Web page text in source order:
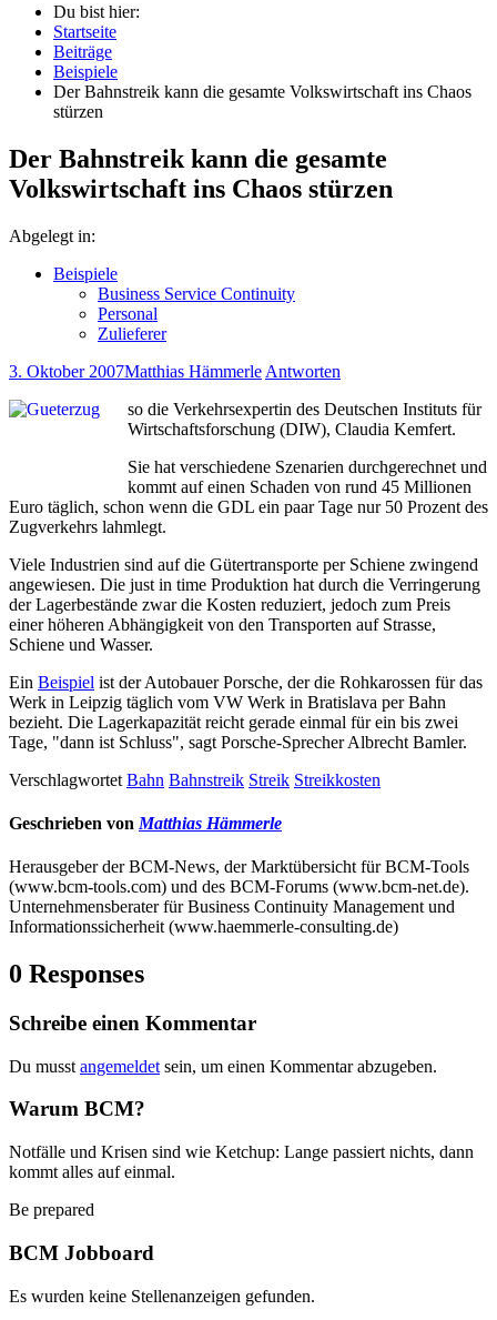
Du bist hier:
Startseite
Beiträge
Beispiele
Der Bahnstreik kann die gesamte Volkswirtschaft ins Chaos
stürzen
Der Bahnstreik kann die gesamte
Volkswirtschaft ins Chaos stürzen
Abgelegt in:
Beispiele
Business Service Continuity
Personal
Zulieferer
3. Oktober 2007Matthias Hämmerle Antworten
so die Verkehrsexpertin des Deutschen Instituts für
Wirtschaftsforschung (DIW), Claudia Kemfert.
Sie hat verschiedene Szenarien durchgerechnet und
kommt auf einen Schaden von rund 45 Millionen
Euro täglich, schon wenn die GDL ein paar Tage nur 50 Prozent des
Zugverkehrs lahmlegt.
Viele Industrien sind auf die Gütertransporte per Schiene zwingend
angewiesen. Die just in time Produktion hat durch die Verringerung
der Lagerbestände zwar die Kosten reduziert, jedoch zum Preis
einer höheren Abhängigkeit von den Transporten auf Strasse,
Schiene und Wasser.
Ein Beispiel ist der Autobauer Porsche, der die Rohkarossen für das
Werk in Leipzig täglich vom VW Werk in Bratislava per Bahn
bezieht. Die Lagerkapazität reicht gerade einmal für ein bis zwei
Tage, "dann ist Schluss", sagt Porsche-Sprecher Albrecht Bamler.
Verschlagwortet Bahn Bahnstreik Streik Streikkosten
Geschrieben von Matthias Hämmerle
Herausgeber der BCM-News, der Marktübersicht für BCM-Tools
(www.bcm-tools.com) und des BCM-Forums (www.bcm-net.de).
Unternehmensberater für Business Continuity Management und
Informationssicherheit (www.haemmerle-consulting.de)
0 Responses
Schreibe einen Kommentar
Du musst angemeldet sein, um einen Kommentar abzugeben.
Warum BCM?
Notfälle und Krisen sind wie Ketchup: Lange passiert nichts, dann
kommt alles auf einmal.
Be prepared
BCM Jobboard
Es wurden keine Stellenanzeigen gefunden.